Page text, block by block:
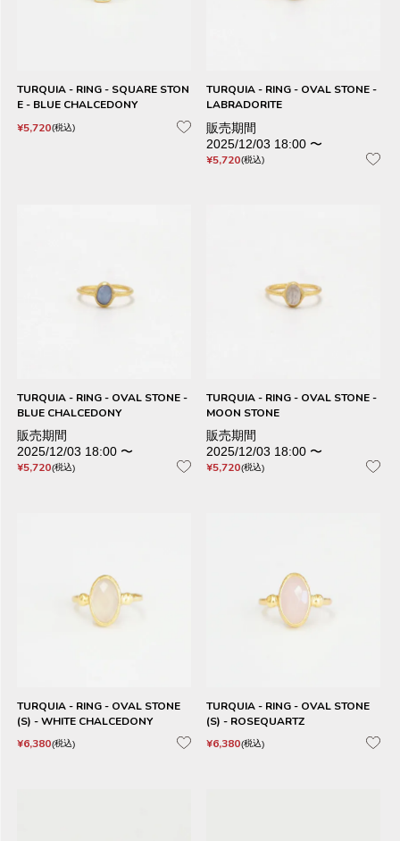
TURQUIA - RING - SQUARE STON
E - BLUE CHALCEDONY
¥5,720 税込
TURQUIA - RING - OVAL STONE -
LABRADORITE
販売期間
2025/12/03 18:00 〜
¥5,720 税込
TURQUIA - RING - OVAL STONE -
BLUE CHALCEDONY
販売期間
2025/12/03 18:00 〜
¥5,720 税込
TURQUIA - RING - OVAL STONE -
MOON STONE
販売期間
2025/12/03 18:00 〜
¥5,720 税込
TURQUIA - RING - OVAL STONE
(S) - WHITE CHALCEDONY
¥6,380 税込
TURQUIA - RING - OVAL STONE
(S) - ROSEQUARTZ
¥6,380 税込